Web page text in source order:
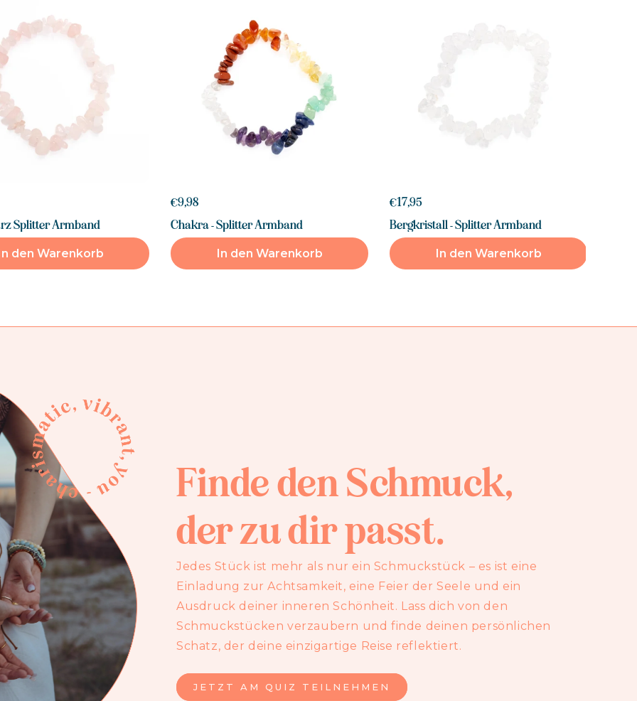
Splitter Armband
den Warenkorb
€9,98
Chakra - Splitter Armband
In den Warenkorb
€17,95
Bergkristall - Splitter Armband
In den Warenkorb
Finde den Schmuck,
der zu dir passt.
Jedes Stück ist mehr als nur ein Schmuckstück – es ist eine
Einladung zur Achtsamkeit, eine Feier der Seele und ein
Ausdruck deiner inneren Schönheit. Lass dich von den
Schmuckstücken verzaubern und finde deinen persönlichen
Schatz, der deine einzigartige Reise reflektiert.
JETZT AM QUIZ TEILNEHMEN